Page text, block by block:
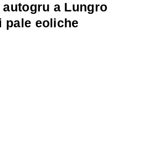
autogru a Lungro
pale eoliche